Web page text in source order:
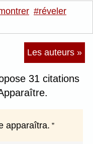
#réveler
Les auteurs »
31 citations
apparaîtra.